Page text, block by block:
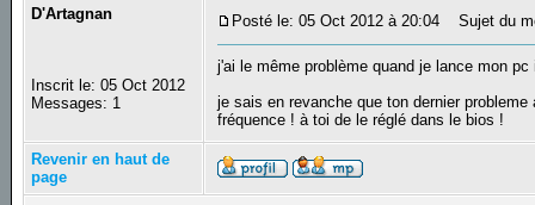
D'Artagnan
Inscrit le: 05 Oct 2012
Messages: 1
Posté le: 05 Oct 2012 à 20:04 Sujet du
j'ai le même problème quand je lance mon
je sais en revanche que ton dernier
fréquence ! à toi de le réglé dans le bios !
Revenir en haut de
page